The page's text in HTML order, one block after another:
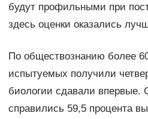
будут профильными при
здесь оценки оказались
По обществознанию более
испытуемых получили
биологии сдавали впервые.
справились 59,5 процента